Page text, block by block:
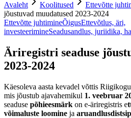
Avaleht
Koolitused Ettevõtte
jõustuvad muudatused 2023-2024
Ettevõtte juhtimineÕigusEttevõtlus, äri,
investeerimineSeadusandlus, juriidika,
Äriregistri seaduse
2023-2024
Käesoleva aasta kevadel võttis
mis jõustub ajavahemikul 1. veebruar
seaduse põhieesmärk on e-äriregistris e
võimaluste loomine ja